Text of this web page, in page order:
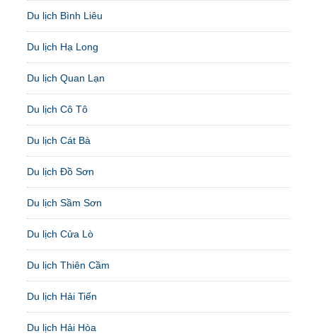
Du lịch Bình Liêu
Du lịch Hạ Long
Du lịch Quan Lạn
Du lịch Cô Tô
Du lịch Cát Bà
Du lịch Đồ Sơn
Du lịch Sầm Sơn
Du lịch Cửa Lò
Du lịch Thiên Cầm
Du lịch Hải Tiến
Du lịch Hải Hòa